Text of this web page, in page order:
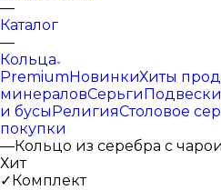
—
Каталог
—
Кольца
PremiumНовинкиХиты
минераловСерьгиПодвески
и бусыРелигияСтоловое
покупки
—Кольцо из серебра с
Хит
✓Комплект